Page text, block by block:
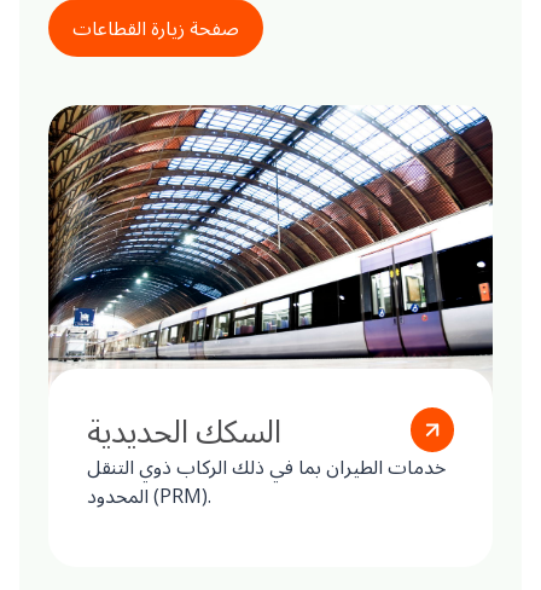
صفحة زيارة القطاعات
السكك الحديدية
خدمات الطيران بما في ذلك الركاب ذوي التنقل
المحدود (PRM).